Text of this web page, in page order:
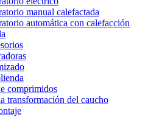
manual calefactada
automática con calefacción
comprimidos
transformación del caucho